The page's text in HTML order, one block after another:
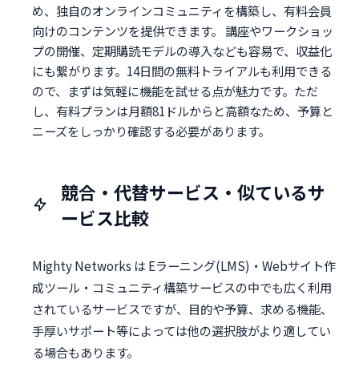
め、独自のオンラインコミュニティを構築し、有料会員
向けのコンテンツを提供できます。 講座やワークショッ
プの開催、定期購読モデルの導入なども容易で、収益化
にも繋がります。14日間の無料トライアルも利用できる
ので、まずは気軽に機能を試せる点が魅力です。ただ
し、有料プランは月額81ドルからと高額なため、予算と
ニーズをしっかり確認する必要があります。
競合・代替サービス・似ているサ
ービス比較
Mighty Networks は Eラーニング(LMS)・Webサイト作
成ツール・コミュニティ構築サービスの中でも広く利用
されているサービスですが、目的や予算、求める機能、
手厚いサポート等によっては他の選択肢がより適してい
る場合もあります。